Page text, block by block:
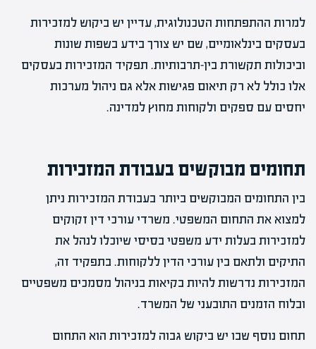
למרות ההתפתחות הטכנולוגית, עדיין יש ביקוש למזכירות
בעסקים בינלאומיים, שם יש צורך בידע בשפות שונות
וביכולות תקשורת בין-תרבותיות. תפקיד המזכירות בעסקים
אלו כולל לא רק תיאום פגישות אלא גם ניהול מערכות
יחסים עם ספקים ולקוחות מחוץ למדינה.
תחומים מבוקשים בעבודת המזכירות
בין התחומים המבוקשים ביותר בעבודת המזכירות ניתן
למצוא את התחום המשפטי. משרדי עורכי דין זקוקים
למזכירות בעלות ידע משפטי בסיסי שיוכלו לנהל את
התיקים ולתאם בין עורכי הדין ללקוחות. בתפקיד זה,
המזכירות נדרשות להיות בקיאות בניהול מסמכים משפטיים
ובלוח הזמנים התובעני של המשרד.
תחום נוסף שבו יש ביקוש גבוה למזכירות הוא התחום